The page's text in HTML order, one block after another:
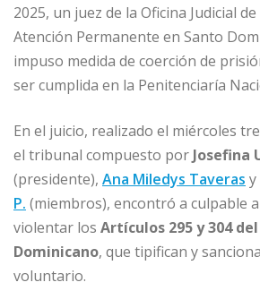
2025, un juez de la Oficina Judicial
Atención Permanente en Santo
impuso medida de coerción de
ser cumplida en la Penitenciaría
En el juicio, realizado el miércoles
el tribunal compuesto por Josefina
(presidente), Ana Miledys Taveras y
P. (miembros), encontró a culpable
violentar los Artículos 295 y 304
Dominicano, que tipifican y
voluntario.